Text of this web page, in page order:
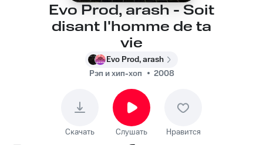
Evo Prod, arash - Soit
disant l'homme de ta
vie
Evo Prod, arash
Рэп и хип-хоп
2008
Скачать Слушать Нравится